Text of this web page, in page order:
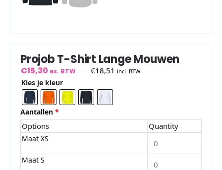
Projob T-Shirt Lange Mouwen
€15,30 ex. BTW €18,51 incl. BTW
Kies je kleur
Aantallen *
Options Quantity
Maat XS
Maat S